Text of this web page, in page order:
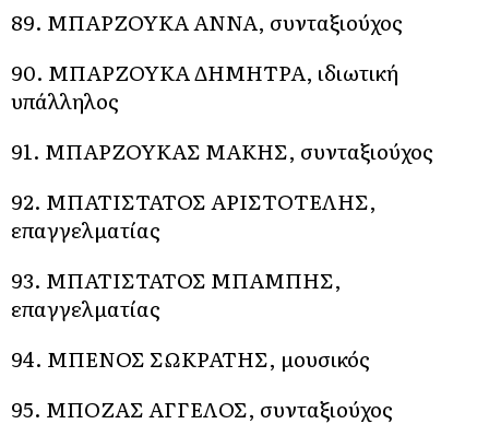
89. ΜΠΑΡΖΟΥΚΑ ΑΝΝΑ, συνταξιούχος
90. ΜΠΑΡΖΟΥΚΑ ΔΗΜΗΤΡΑ, ιδιωτική
υπάλληλος
91. ΜΠΑΡΖΟΥΚΑΣ ΜΑΚΗΣ, συνταξιούχος
92. ΜΠΑΤΙΣΤΑΤΟΣ ΑΡΙΣΤΟΤΕΛΗΣ,
επαγγελματίας
93. ΜΠΑΤΙΣΤΑΤΟΣ ΜΠΑΜΠΗΣ,
επαγγελματίας
94. ΜΠΕΝΟΣ ΣΩΚΡΑΤΗΣ, μουσικός
95. ΜΠΟΖΑΣ ΑΓΓΕΛΟΣ, συνταξιούχος